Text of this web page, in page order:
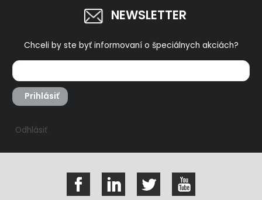
NEWSLETTER
Chceli by ste byť informovaní o špeciálnych akciách?
Prihlásiť
Odhlásiť